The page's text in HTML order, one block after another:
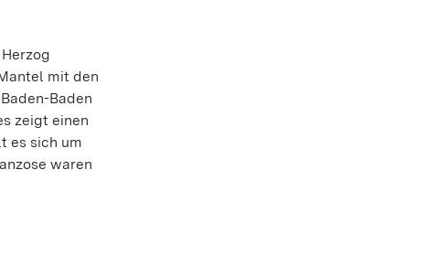
mit den
Baden
zeigt einen
es sich um
waren